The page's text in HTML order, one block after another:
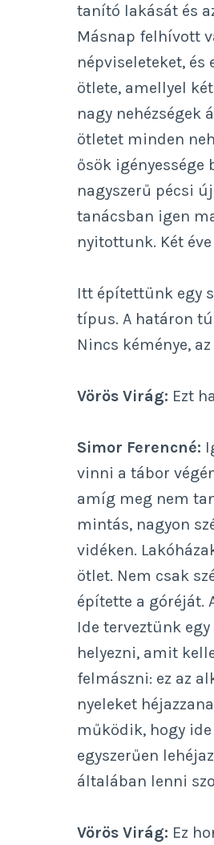
tanító lakását és
Másnap felhívott
népviseleteket,
ötlete, amellyel
nagy nehézségek
ötletet minden
ősök igényessége
nagyszerű pécsi
tanácsban igen
nyitottunk. Két
Itt építettünk egy
típus. A határon
Nincs kéménye,
Vörös Virág: Ezt
Simor Ferencné:
vinni a tábor
amíg meg nem
mintás, nagyon
vidéken.
ötlet. Nem csak
építette a góréját.
Ide terveztünk
helyezni, amit
felmászni: ez az
nyeleket
működik, hogy
egyszerűen
általában lenni
Vörös Virág: Ez